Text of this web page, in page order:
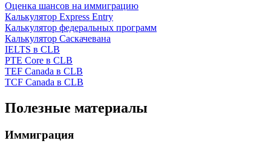
Оценка шансов на иммиграцию
Калькулятор Express Entry
Калькулятор федеральных программ
Калькулятор Саскачевана
IELTS в CLB
PTE Core в CLB
TEF Canada в CLB
TCF Canada в CLB
Полезные материалы
Иммиграция